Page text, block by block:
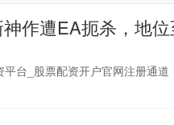
作遭EA扼杀，地
台_股票配资开户官网注册通道